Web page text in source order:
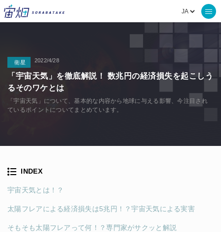
衛星 2022/4/28
「宇宙天気」を徹底解説！ 数兆円の経済損失を起こしう
るそのワケとは
「宇宙天気」について、基本的な内容から地球に与える影響、今注目され
ているポイントについてまとめています。
INDEX
宇宙天気とは！？
太陽フレアによる経済損失は5兆円！？宇宙天気による実害
そもそも太陽フレアって何！？専門家がサクッと解説